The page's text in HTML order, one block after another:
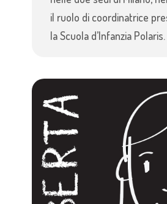
il ruolo di coordinatrice
la Scuola d’Infanzia Polaris.